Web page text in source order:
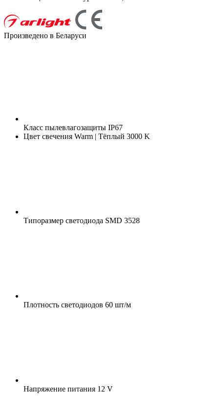
Произведено в Беларуси
Класс пылевлагозащиты IP67
Цвет свечения Warm | Тёплый 3000 K
Типоразмер светодиода SMD 3528
Плотность светодиодов 60 шт/м
Напряжение питания 12 V